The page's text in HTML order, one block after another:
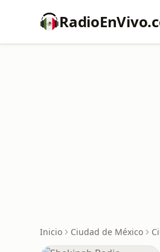
Inicio Ciudad de México